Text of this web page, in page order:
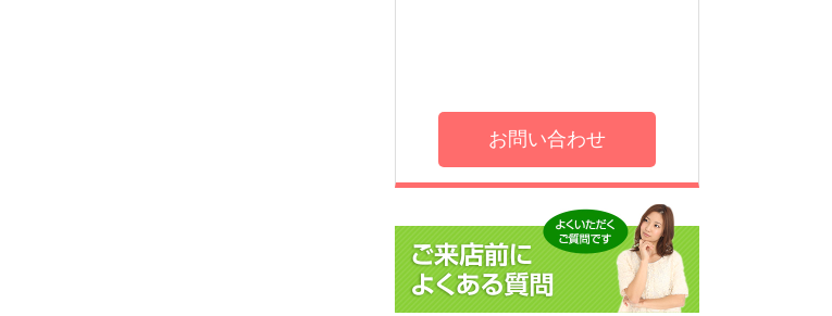
お問い合わせ